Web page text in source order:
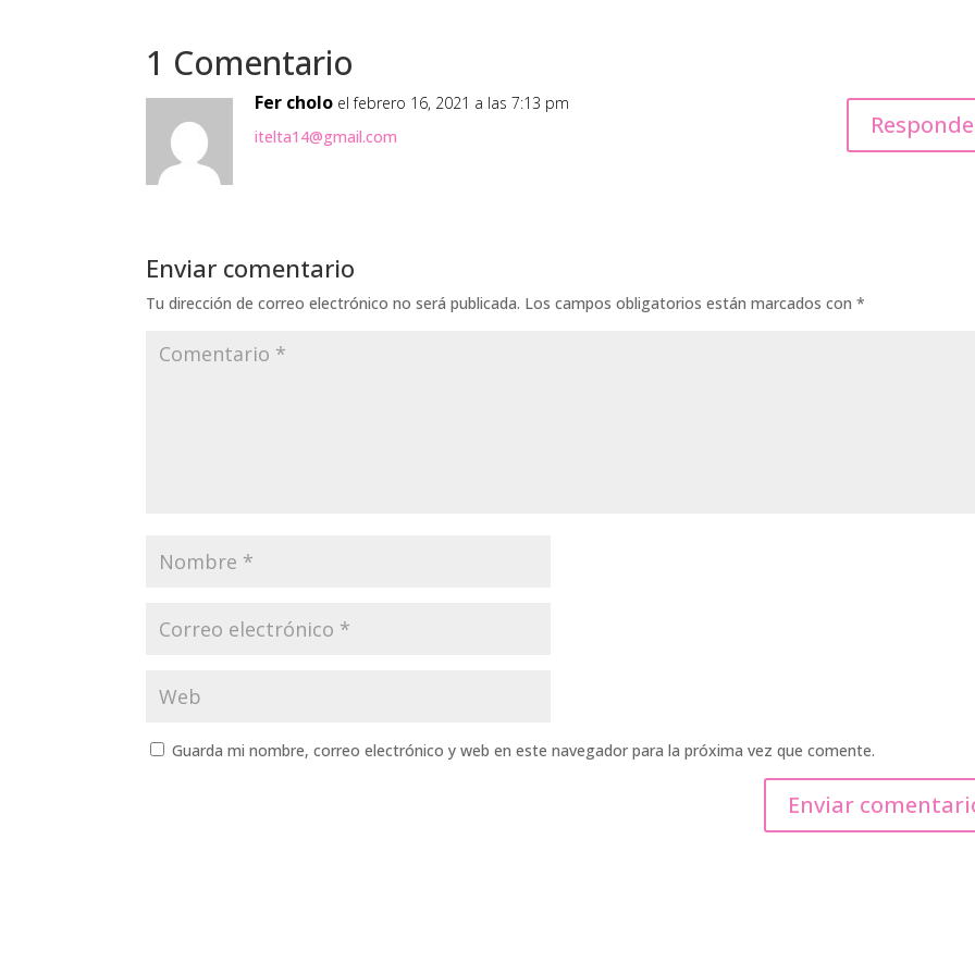
1 Comentario
Fer cholo el febrero 16, 2021 a las 7:13 pm
itelta14@gmail.com
Enviar comentario
Tu dirección de correo electrónico no será publicada. Los campos obligatorios están marcados con*
Guarda mi nombre, correo electrónico y web en este navegador para la próxima vez que comente.